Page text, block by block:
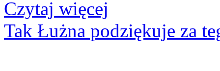
Czytaj więcej
Tak Łużna podziękuje za